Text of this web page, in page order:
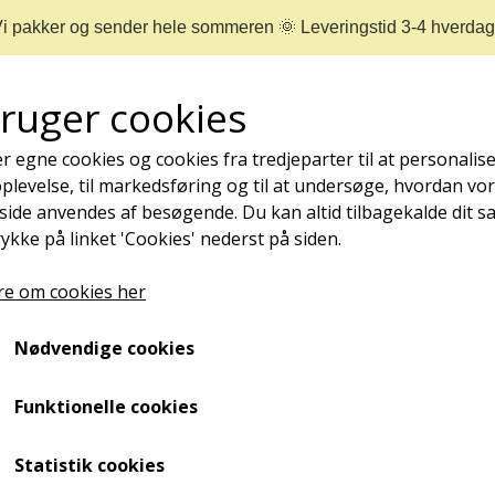
NEGLEPLEJE
NEGLESVAMP
NEGLEOLIE - STYRKER, PLEJER OG FOREBYGGER
REJSESTØRRELSER MÆRKER
akillessene? Så har du brug for en hælkile. Den kan
du træner meget eller kan lide at gå lange ture, er
cookies
egne cookies og cookies fra tredjeparter til at
til markedsføring og til at undersøge, hvordan
anvendes af besøgende. Du kan altid tilbagekalde dit
på linket 'Cookies' nederst på siden.
om cookies her
Nødvendige cookies
Funktionelle cookies
Statistik cookies
pakker og sender hele sommeren 🌞 Leveringstid 3-4